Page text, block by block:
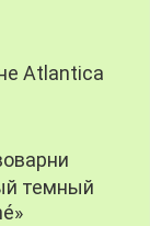
Atlantica
темный